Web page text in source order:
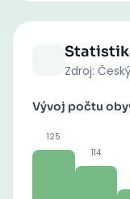
Zdroj:
Vývoj počtu
125
114